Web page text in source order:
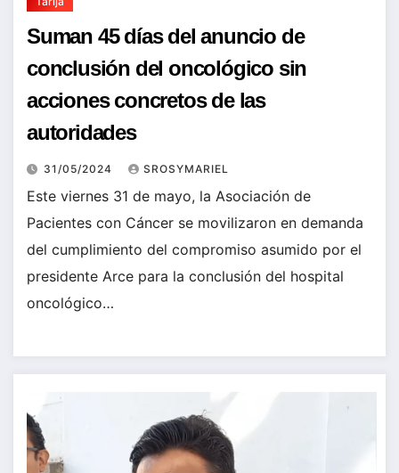
Suman 45 días del anuncio de
conclusión del oncológico sin
acciones concretos de las
autoridades
31/05/2024 SROSYMARIEL
Este viernes 31 de mayo, la Asociación de
Pacientes con Cáncer se movilizaron en demanda
del cumplimiento del compromiso asumido por el
presidente Arce para la conclusión del hospital
oncológico…